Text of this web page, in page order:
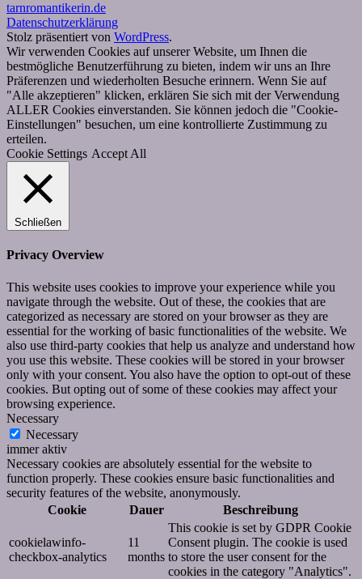
tarnromantikerin.de
Datenschutzerklärung
Stolz präsentiert von WordPress.
Wir verwenden Cookies auf unserer Website, um Ihnen die
bestmögliche Benutzerführung zu bieten, indem wir uns an Ihre
Präferenzen und wiederholten Besuche erinnern. Wenn Sie auf
"Alle akzeptieren" klicken, erklären Sie sich mit der Verwendung
ALLER Cookies einverstanden. Sie können jedoch die "Cookie-
Einstellungen" besuchen, um eine kontrollierte Zustimmung zu
erteilen.
Cookie Settings Accept All
Schließen
Privacy Overview
This website uses cookies to improve your experience while you
navigate through the website. Out of these, the cookies that are
categorized as necessary are stored on your browser as they are
essential for the working of basic functionalities of the website. We
also use third-party cookies that help us analyze and understand how
you use this website. These cookies will be stored in your browser
only with your consent. You also have the option to opt-out of these
cookies. But opting out of some of these cookies may affect your
browsing experience.
Necessary
Necessary
immer aktiv
Necessary cookies are absolutely essential for the website to
function properly. These cookies ensure basic functionalities and
security features of the website, anonymously.
Cookie
Dauer Beschreibung
cookielawinfo-
checkbox-analytics
11
months
This cookie is set by GDPR Cookie
Consent plugin. The cookie is used
to store the user consent for the
cookies in the category "Analytics".